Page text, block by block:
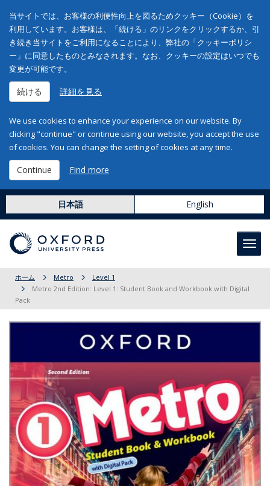
当サイトでは、お客様の利便性向上を図るためクッキー（Cookie）を
利用しています。お客様は、「続ける」のリンクをクリックするか、引
き続き当サイトをご利用になることにより、弊社の「クッキーポリシ
ー」に同意したものとみなされます。なお、クッキーの設定はいつでも
変更が可能です。
続ける 詳細を見る
We use cookies to enhance your experience on our website. By
clicking "continue" or continue using our website, you accept the use
of cookies. You can change the setting of cookies at any time.
Continue Find more
日本語 English
ホーム Metro
Level 1
Metro 2nd Edition: Level 1: Student Book and Workbook with Digital
Pack